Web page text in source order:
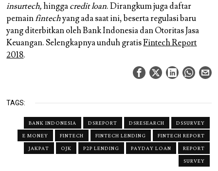
insurtech,hinggacredit loan. Dirangkum juga daftar
pemainfintechyang ada saat ini, beserta regulasi baru
yang diterbitkan oleh Bank Indonesia dan Otoritas Jasa
Keuangan. Selengkapnya unduh gratisFintech Report
2018.
TAGS:
BANK INDONESIA DSREPORT DSRESEARCH
DSSURVEY
E MONEY
FINTECH FINTECH LENDING
FINTECH REPORT
JAKPAT
OJK P2P LENDING PAYDAY LOAN
REPORT
SURVEY